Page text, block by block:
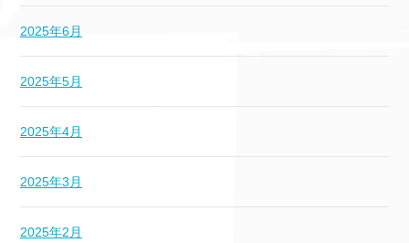
2025年6月
2025年5月
2025年4月
2025年3月
2025年2月